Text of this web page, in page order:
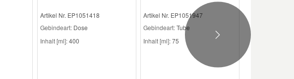
Artikel Nr. EP1051418
Gebindeart:Dose
Inhalt [ml]:400
Artikel Nr. EP1051947
Gebindeart:Tube
Inhalt [ml]:75 Next